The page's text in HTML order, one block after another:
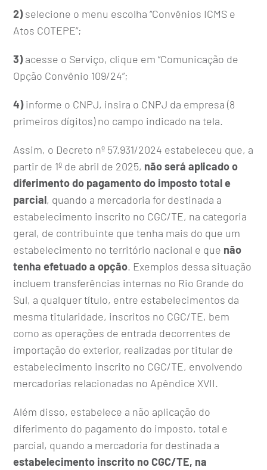
2)selecione o menu escolha “Convênios ICMS e
Atos COTEPE”;
3)acesse o Serviço, clique em “Comunicação de
Opção Convênio 109/24”;
4)informe o CNPJ, insira o CNPJ da empresa (8
primeiros dígitos) no campo indicado na tela.
Assim, o Decreto nº 57.931/2024 estabeleceu que, a
partir de 1º de abril de 2025, não será aplicado o
diferimento do pagamento do imposto total e
parcial, quando a mercadoria for destinada a
estabelecimento inscrito no CGC/TE, na categoria
geral, de contribuinte que tenha mais do que um
estabelecimento no território nacional e que não
tenha efetuado a opção. Exemplos dessa situação
incluem transferências internas no Rio Grande do
Sul, a qualquer título, entre estabelecimentos da
mesma titularidade, inscritos no CGC/TE, bem
como as operações de entrada decorrentes de
importação do exterior, realizadas por titular de
estabelecimento inscrito no CGC/TE, envolvendo
mercadorias relacionadas no Apêndice XVII.
Além disso, estabelece a não aplicação do
diferimento do pagamento do imposto, total e
parcial, quando a mercadoria for destinada a
estabelecimento inscrito no CGC/TE, na